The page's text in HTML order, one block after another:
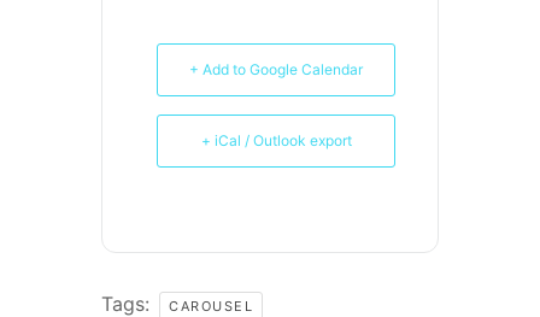
+ Add to Google Calendar
+ iCal / Outlook export
Tags: CAROUSEL